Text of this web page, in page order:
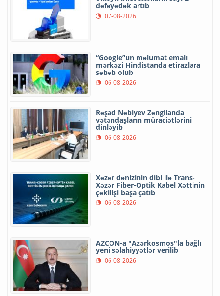
dəfəyədək artıb
07-08-2026
“Google”un məlumat emalı
mərkəzi Hindistanda etirazlara
səbəb olub
06-08-2026
Rəşad Nəbiyev Zəngilanda
vətəndaşların müraciətlərini
dinləyib
06-08-2026
Xəzər dənizinin dibi ilə Trans-
Xəzər Fiber-Optik Kabel Xəttinin
çəkilişi başa çatıb
06-08-2026
AZCON-a "Azərkosmos"la bağlı
yeni səlahiyyətlər verilib
06-08-2026